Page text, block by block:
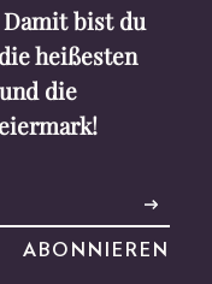
Damit bist du
heißesten
die